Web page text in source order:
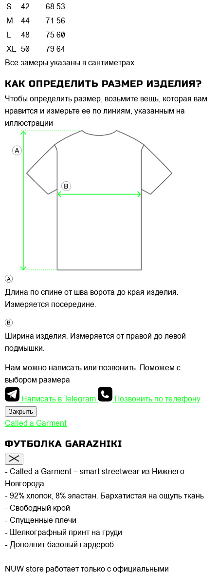
S 42 68 53
M
44 71 56
L
48 75 60
XL 50 79 64
Все замеры указаны в сантиметрах
КАК ОПРЕДЕЛИТЬ РАЗМЕР ИЗДЕЛИЯ?
Чтобы определить размер, возьмите вещь, которая вам
нравится и измерьте ее по линиям, указанным на
иллюстрации
Длина по спине от шва ворота до края изделия.
Измеряется посередине.
Ширина изделия. Измеряется от правой до левой
подмышки.
Нам можно написать или позвонить. Поможем с
выбором размера
Написать в Telegram Позвонить по телефону
Закрыть
Called a Garment
ФУТБОЛКА GARAZHIKI
- Called a Garment – smart streetwear из Нижнего
Новгорода
- 92% хлопок, 8% эластан. Бархатистая на ощупь ткань
- Свободный крой
- Спущенные плечи
- Шелкографный принт на груди
- Дополнит базовый гардероб
NUW store работает только с официальными